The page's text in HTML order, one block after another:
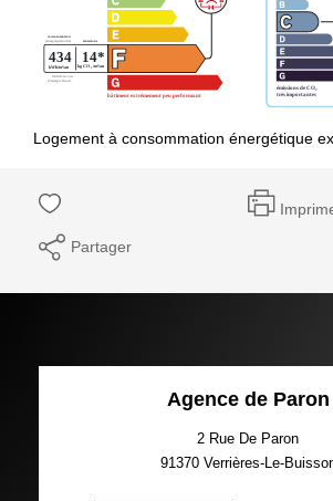
Logement à consommation énergétique
Partager
Agence de Paron
2 Rue De Paron
91370 Verrières-Le-